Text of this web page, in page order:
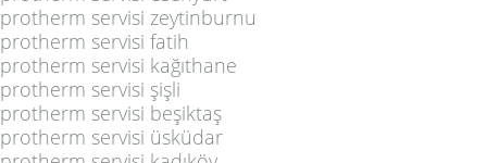
protherm servisi zeytinburnu
protherm servisi fatih
protherm servisi kağıthane
protherm servisi şişli
protherm servisi beşiktaş
protherm servisi üsküdar